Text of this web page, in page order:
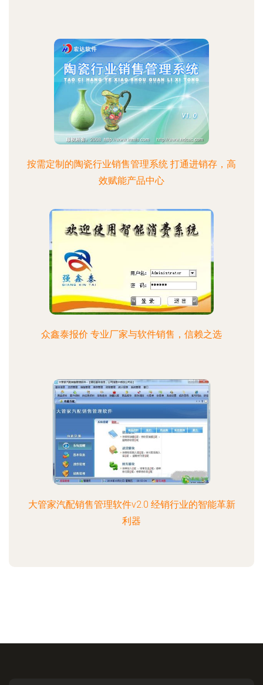
按需定制的陶瓷行业销售管理系统 打通进销存，高
效赋能产品中心
众鑫泰报价 专业厂家与软件销售，信赖之选
大管家汽配销售管理软件v2.0 经销行业的智能革新
利器